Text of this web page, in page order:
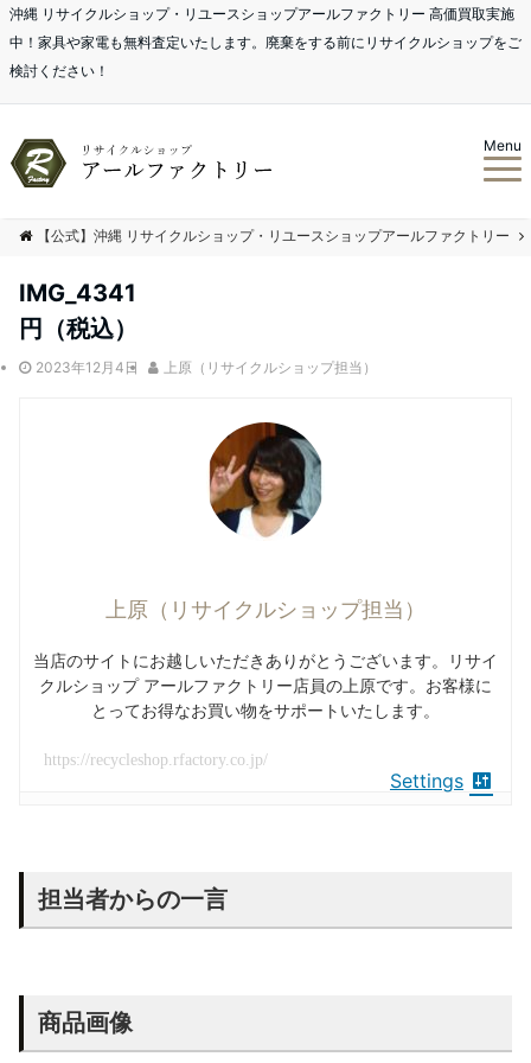
沖縄 リサイクルショップ・リユースショップアールファクトリー 高価買取実施
中！家具や家電も無料査定いたします。廃棄をする前にリサイクルショップをご
検討ください！
Menu
【公式】沖縄 リサイクルショップ・リユースショップアールファクトリー
IMG_4341
円（税込）
2023年12月4日 上原（リサイクルショップ担当）
上原（リサイクルショップ担当）
当店のサイトにお越しいただきありがとうございます。リサイ
クルショップ アールファクトリー店員の上原です。お客様に
とってお得なお買い物をサポートいたします。
https://recycleshop.rfactory.co.jp/
Settings
担当者からの一言
商品画像